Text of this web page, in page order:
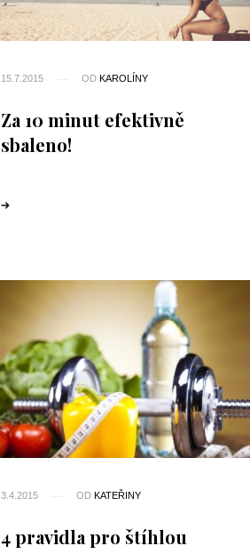
15.7.2015 OD KAROLÍNY
Za 10 minut efektivně
sbaleno!
3.4.2015 OD KATEŘINY
4 pravidla pro štíhlou